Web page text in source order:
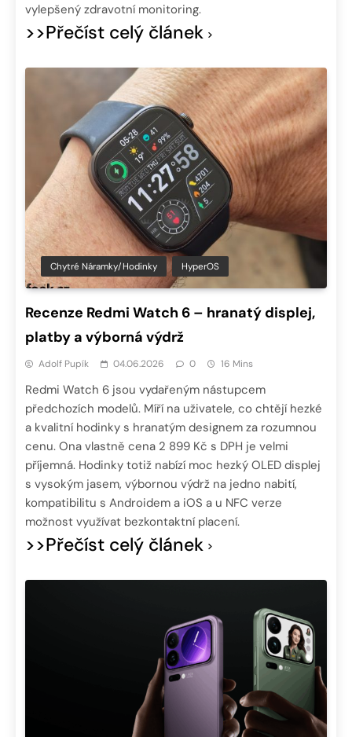
vylepšený zdravotní monitoring.
>>Přečíst celý článek
Chytré Náramky/hodinky HyperOS
Recenze Redmi Watch 6 – hranatý displej,
platby a výborná výdrž
Adolf Pupík 04.06.2026 0 16 Mins
Redmi Watch 6 jsou vydařeným nástupcem
předchozích modelů. Míří na uživatele, co chtějí hezké
a kvalitní hodinky s hranatým designem za rozumnou
cenu. Ona vlastně cena 2 899 Kč s DPH je velmi
příjemná. Hodinky totiž nabízí moc hezký OLED displej
s vysokým jasem, výbornou výdrž na jedno nabití,
kompatibilitu s Androidem a iOS a u NFC verze
možnost využívat bezkontaktní placení.
>>Přečíst celý článek